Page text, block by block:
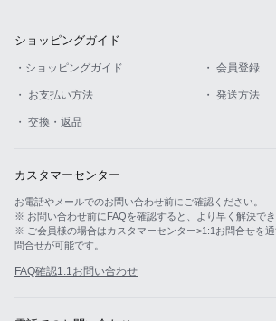
ショッピングガイド
・ショッピングガイド ・ 会員登録
・ お支払い方法 ・ 発送方法
・ 交換・返品
カスタマーセンター
お電話やメールでのお問い合わせ前にご確認ください。
※ お問い合わせ前にFAQを確認すると、より早く解決でき
※ ご会員様の場合はカスタマーセンター>1:1お問合せを
問合せが可能です。
FAQ確認1:1お問い合わせ